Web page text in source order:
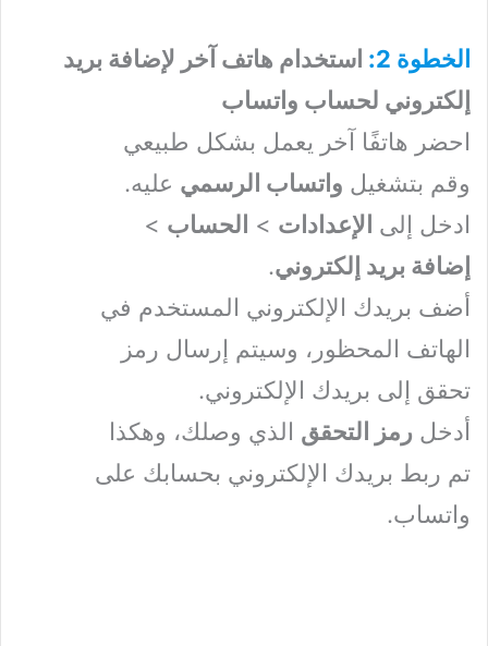
الخطوة 2:
استخدام هاتف آخر لإضافة بريد
إلكتروني لحساب واتساب
احضر هاتفًا آخر يعمل بشكل طبيعي
وقم بتشغيل واتساب الرسمي عليه.
ادخل إلى الإعدادات > الحساب >
إضافة بريد إلكتروني.
أضف بريدك الإلكتروني المستخدم في
الهاتف المحظور، وسيتم إرسال رمز
تحقق إلى بريدك الإلكتروني.
أدخل رمز التحقق الذي وصلك، وهكذا
تم ربط بريدك الإلكتروني بحسابك على
واتساب.